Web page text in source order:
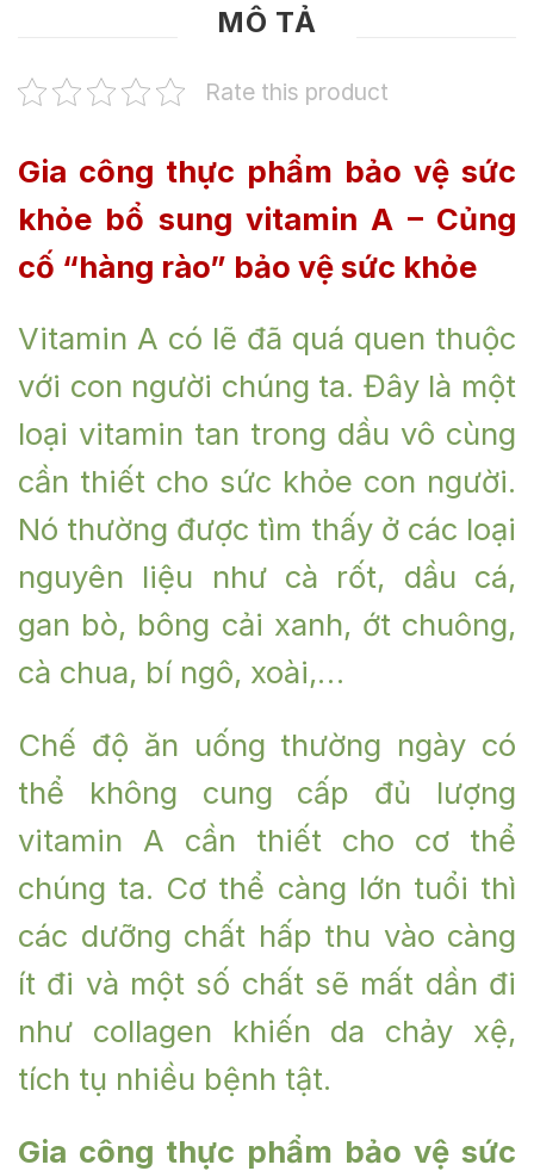
MÔ TẢ
Rate this product
Gia công thực phẩm bảo vệ sức
khỏe bổ sung vitamin A – Củng
cố “hàng rào” bảo vệ sức khỏe
Vitamin A có lẽ đã quá quen thuộc
với con người chúng ta. Đây là một
loại vitamin tan trong dầu vô cùng
cần thiết cho sức khỏe con người.
Nó thường được tìm thấy ở các loại
nguyên liệu như cà rốt, dầu cá,
gan bò, bông cải xanh, ớt chuông,
cà chua, bí ngô, xoài,…
Chế độ ăn uống thường ngày có
thể không cung cấp đủ lượng
vitamin A cần thiết cho cơ thể
chúng ta. Cơ thể càng lớn tuổi thì
các dưỡng chất hấp thu vào càng
ít đi và một số chất sẽ mất dần đi
như collagen khiến da chảy xệ,
tích tụ nhiều bệnh tật.
Gia công thực phẩm bảo vệ sức